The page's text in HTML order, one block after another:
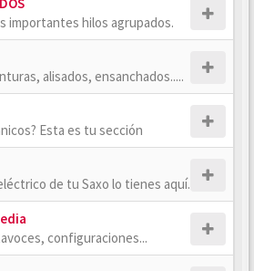
importantes hilos agrupados.
alisados, ensanchados.....
Esta es tu sección
de tu Saxo lo tienes aquí.
configuraciones...